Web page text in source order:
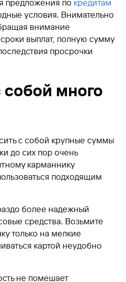
предложения по кредитам
условия. Внимательно
внимание
выплат, полную сумму
просрочки
собой много
с собой крупные суммы
до сих пор очень
карманнику
подходящим
более надежный
средства. Возьмите
только на мелкие
картой неудобно
не помешает